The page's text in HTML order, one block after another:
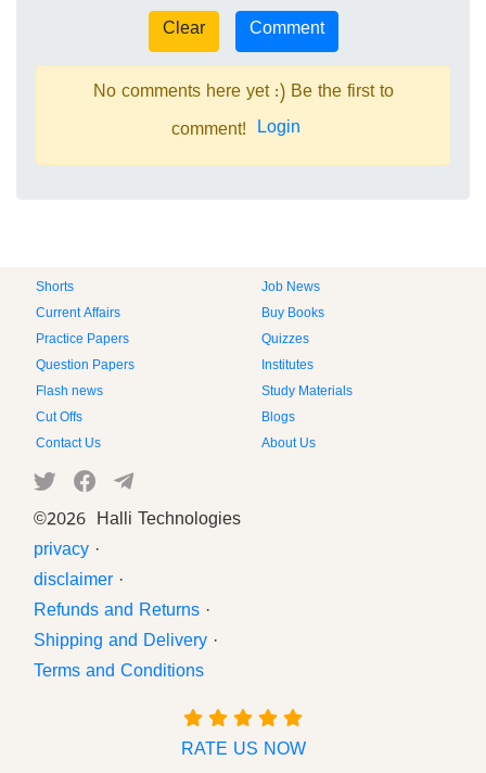
No comments here yet :) Be the first to
comment! Login
Shorts
Job News
Current Affairs
Buy Books
Practice Papers
Quizzes
Question Papers
Institutes
Flash news
Study Materials
Cut Offs
Blogs
Contact Us
About Us
©2026 Halli Technologies
privacy ·
disclaimer ·
Refunds and Returns ·
Shipping and Delivery ·
Terms and Conditions
RATE US NOW